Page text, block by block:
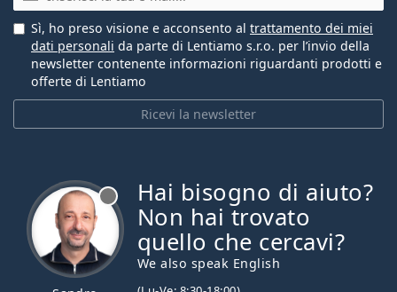
Ricevi la newsletter
Sì, ho preso visione e acconsento al trattamento dei miei
dati personali da parte di Lentiamo s.r.o. per l’invio della
newsletter contenente informazioni riguardanti prodotti e
offerte di Lentiamo
Hai bisogno di aiuto?
Non hai trovato
quello che cercavi?
We also speak English